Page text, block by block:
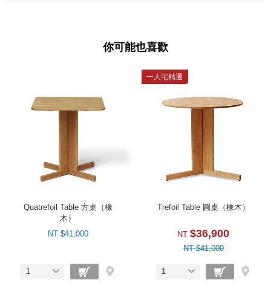
你可能也喜歡
Quatrefoil Table 方桌（橡
木）
NT $41,000
1
一人宅精選
Trefoil Table 圓桌（橡木）
NT $36,900
NT $41,000
1